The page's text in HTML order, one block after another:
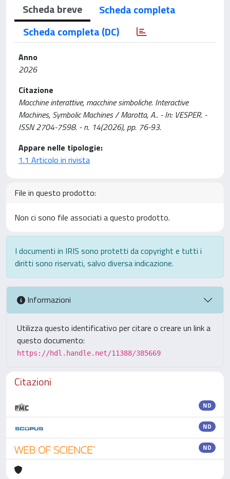
Scheda breve
Scheda completa
Scheda completa (DC)
Anno
2026
Citazione
Macchine interattive, macchine simboliche. Interactive
Machines, Symbolic Machines / Marotta, A.. - In: VESPER. -
ISSN 2704-7598. - n. 14(2026), pp. 76-93.
Appare nelle tipologie:
1.1 Articolo in rivista
File in questo prodotto:
Non ci sono file associati a questo prodotto.
I documenti in IRIS sono protetti da copyright e tutti i
diritti sono riservati, salvo diversa indicazione.
Informazioni
Utilizza questo identificativo per citare o creare un link a
questo documento:
https://hdl.handle.net/11388/385669
Citazioni
ND
ND
ND